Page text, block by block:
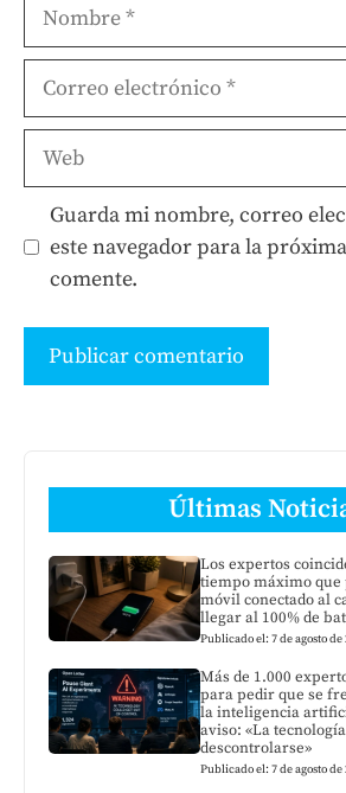
Correo
Web
Guarda mi nombre, correo
este navegador para la
comente.
Últimas
Los expertos
tiempo máximo que
móvil conectado al
llegar al 100% de
Publicado el: 7 de agosto de
Más de 1.000
para pedir que se
la inteligencia
aviso: «La
descontrolarse»
Publicado el: 7 de agosto de